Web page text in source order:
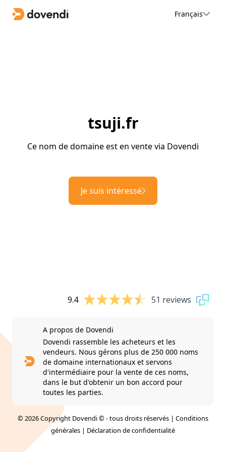
Français
tsuji.fr
Ce nom de domaine est en vente via Dovendi
Je suis intéressé
9.4 51 reviews
A propos de Dovendi
Dovendi rassemble les acheteurs et les
vendeurs. Nous gérons plus de 250 000 noms
de domaine internationaux et servons
d'intermédiaire pour la vente de ces noms,
dans le but d'obtenir un bon accord pour
toutes les parties.
© 2026 Copyright Dovendi © - tous droits réservés | Conditions
générales | Déclaration de confidentialité